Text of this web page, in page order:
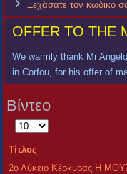
Ξεχάσατε τον κωδικό
OFFER TO THE
We warmly thank Mr
in Corfou, for his offer of
Βίντεο
Εμφάνιση
Τίτλος
2ο Λύκειο Κέρκυρας Η